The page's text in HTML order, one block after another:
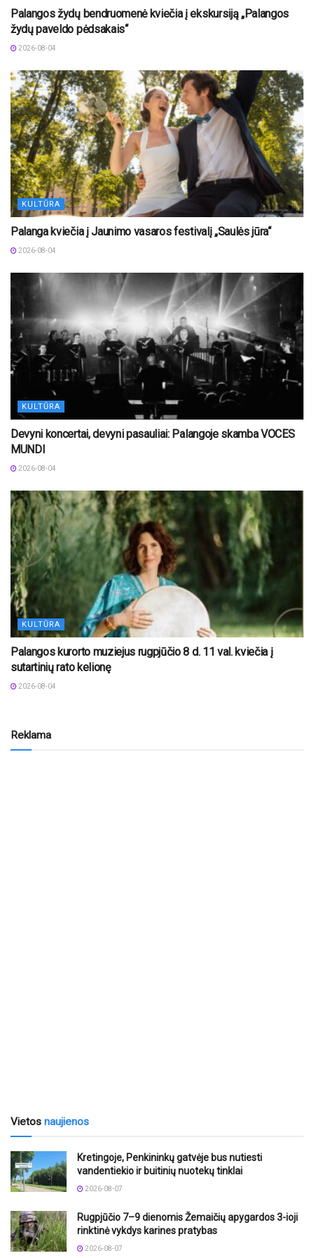
Palangos žydų bendruomenė kviečia į ekskursiją „Palangos
žydų paveldo pėdsakais“
2026-08-04
KULTŪRA
Palanga kviečia į Jaunimo vasaros festivalį „Saulės jūra“
2026-08-04
KULTŪRA
Devyni koncertai, devyni pasauliai: Palangoje skamba VOCES
MUNDI
2026-08-04
KULTŪRA
Palangos kurorto muziejus rugpjūčio 8 d. 11 val. kviečia į
sutartinių rato kelionę
2026-08-04
Reklama
Vietos naujienos
Kretingoje, Penkininkų gatvėje bus nutiesti
vandentiekio ir buitinių nuotekų tinklai
2026-08-07
Rugpjūčio 7–9 dienomis Žemaičių apygardos 3-ioji
rinktinė vykdys karines pratybas
2026-08-07